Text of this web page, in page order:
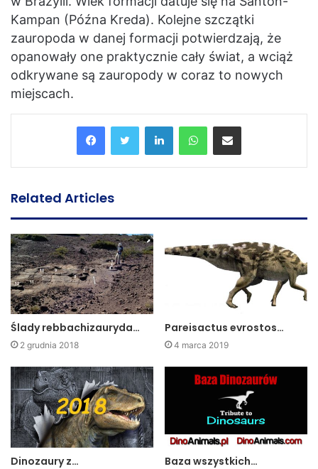
Kampan (Późna Kreda). Kolejne szczątki
zauropoda w danej formacji potwierdzają, że
opanowały one praktycznie cały świat, a wciąż
odkrywane są zauropody w coraz to nowych
miejscach.
LinkedInWhatsAppShare via Email
Related Articles
Ślady rebbachizauryda…
2 grudnia 2018
Pareisactus evrostos…
4 marca 2019
Dinozaury z… Baza wszystkich…